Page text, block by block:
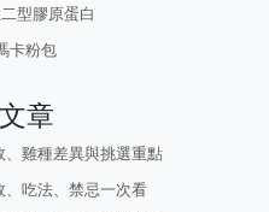
型膠原蛋白
卡粉包
章
雞種差異與挑選重點
吃法、禁忌一次看